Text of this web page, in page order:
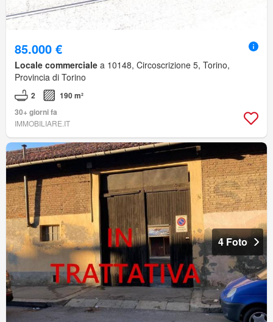
85.000 €
Locale commerciale a 10148, Circoscrizione 5, Torino,
Provincia di Torino
2
190 m²
30+ giorni fa
IMMOBILIARE.IT
4 Foto